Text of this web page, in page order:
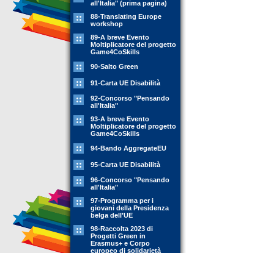
all'Italia" (prima pagina)
88-Translating Europe
workshop
89-A breve Evento
Moltiplicatore del progetto
Game4CoSkills
90-Salto Green
91-Carta UE Disabilità
92-Concorso "Pensando
all'Italia"
93-A breve Evento
Moltiplicatore del progetto
Game4CoSkills
94-Bando AggregateEU
95-Carta UE Disabilità
96-Concorso "Pensando
all'Italia"
97-Programma per i
giovani della Presidenza
belga dell’UE
98-Raccolta 2023 di
Progetti Green in
Erasmus+ e Corpo
europeo di solidarietà